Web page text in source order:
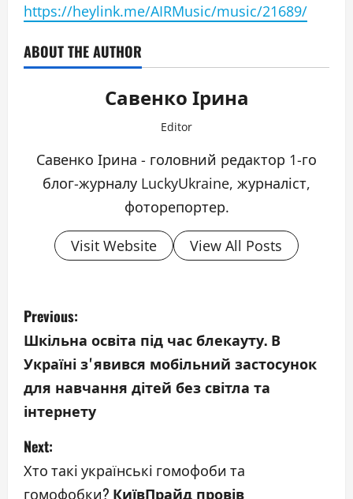
https://heylink.me/AIRMusic/music/21689/
ABOUT THE AUTHOR
Савенко Ірина
Editor
Савенко Ірина - головний редактор 1-го
блог-журналу LuckyUkraine, журналіст,
фоторепортер.
Visit Website View All Posts
P
o
s
t
n
a
Previous:
Шкільна освіта під час блекауту. В
Україні зʼявився мобільний застосунок
для навчання дітей без світла та
інтернету
Next:
Хто такі українські гомофоби та
гомофобки? КиївПрайд провів